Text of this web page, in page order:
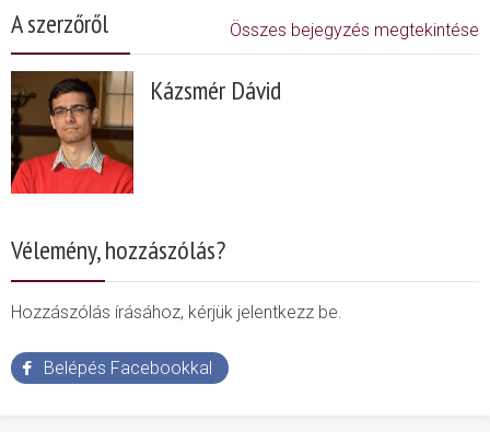
A szerzőről Összes bejegyzés megtekintése
Kázsmér Dávid
Vélemény, hozzászólás?
Hozzászólás írásához, kérjük jelentkezz be.
Belépés Facebookkal